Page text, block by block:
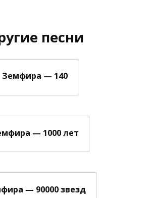
песни
Земфира — 140
— 1000 лет
— 90000 звезд